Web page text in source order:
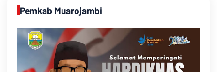
Pemkab Muarojambi